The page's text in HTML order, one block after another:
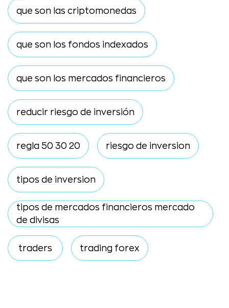
que son las criptomonedas
que son los fondos indexados
que son los mercados financieros
reducir riesgo de inversión
regla 50 30 20 riesgo de inversion
tipos de inversion
tipos de mercados financieros mercado
de divisas
traders trading forex